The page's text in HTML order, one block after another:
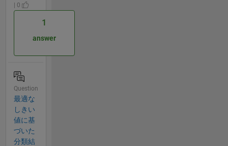
| 0
1
answer
Question
最適な
しきい
値に基
づいた
分類結